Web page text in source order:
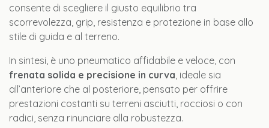
consente di scegliere il giusto equilibrio tra
scorrevolezza, grip, resistenza e protezione in base allo
stile di guida e al terreno.
In sintesi, è uno pneumatico affidabile e veloce, con
frenata solida e precisione in curva, ideale sia
all’anteriore che al posteriore, pensato per offrire
prestazioni costanti su terreni asciutti, rocciosi o con
radici, senza rinunciare alla robustezza.